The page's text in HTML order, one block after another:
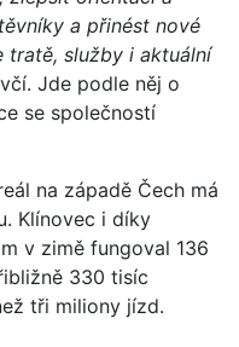
a přinést nové
tratě, služby i aktuální
Jde podle něj o
se společností
na západě Čech má
Klínovec i díky
v zimě fungoval 136
330 tisíc
tři miliony jízd.